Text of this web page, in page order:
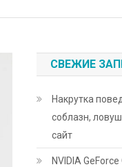
СВЕЖИЕ
Накрутка
соблазн,
сайт
NVIDIA